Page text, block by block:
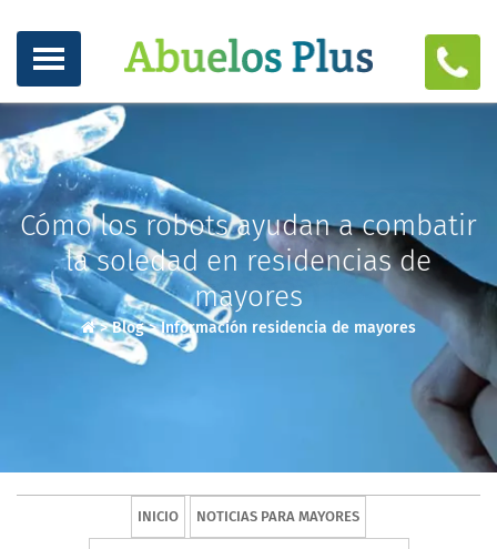
Cómo los robots ayudan a combatir
la soledad en residencias de
mayores
>Blog>Información residencia de mayores
INICIO NOTICIAS PARA MAYORES